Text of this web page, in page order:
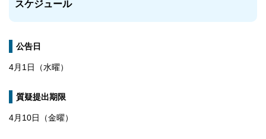
スケジュール
公告日
4月1日（水曜）
質疑提出期限
4月10日（金曜）